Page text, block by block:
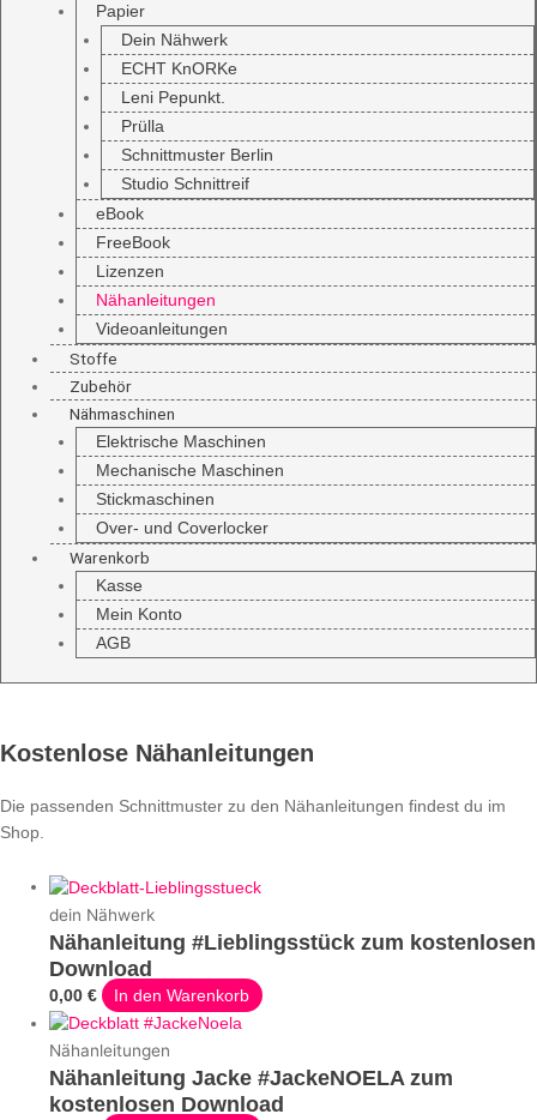
Papier
Dein Nähwerk
ECHT KnORKe
Leni Pepunkt.
Prülla
Schnittmuster Berlin
Studio Schnittreif
eBook
FreeBook
Lizenzen
Nähanleitungen
Videoanleitungen
Stoffe
Zubehör
Nähmaschinen
Elektrische Maschinen
Mechanische Maschinen
Stickmaschinen
Over- und Coverlocker
Warenkorb
Kasse
Mein Konto
AGB
Kostenlose Nähanleitungen
Die passenden Schnittmuster zu den Nähanleitungen findest du im
Shop.
dein Nähwerk
Nähanleitung #Lieblingsstück zum kostenlosen
Download
0,00€ In den Warenkorb
Nähanleitungen
Nähanleitung Jacke #JackeNOELA zum
kostenlosen Download